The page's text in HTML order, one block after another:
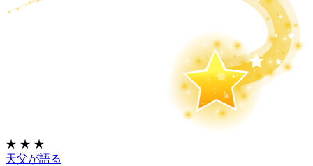
★ ★ ★
天父が語る